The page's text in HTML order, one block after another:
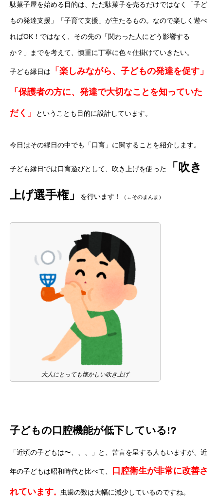
駄菓子屋を始める目的は、ただ駄菓子を売るだけではなく「子ど
もの発達支援」「子育て支援」が主たるもの。なので楽しく遊べ
ればOK！ではなく、その先の「関わった人にどう影響する
か？」までを考えて、慎重に丁寧に色々仕掛けていきたい。
子ども縁日は 「楽しみながら、子どもの発達を促す」
「保護者の方に、発達で大切なことを知っていた
だく」 ということも目的に設計しています。
今日はその縁日の中でも「口育」に関することを紹介します。
子ども縁日では口育遊びとして、吹き上げを使った 「吹き
上げ選手権」 を行います！ （←そのまんま）
大人にとっても懐かしい吹き上げ
子どもの口腔機能が低下している!?
「近頃の子どもは〜、、、」と、苦言を呈する人もいますが、近
年の子どもは昭和時代と比べて、 口腔衛生が非常に改善さ
れています。 虫歯の数は大幅に減少しているのですね。